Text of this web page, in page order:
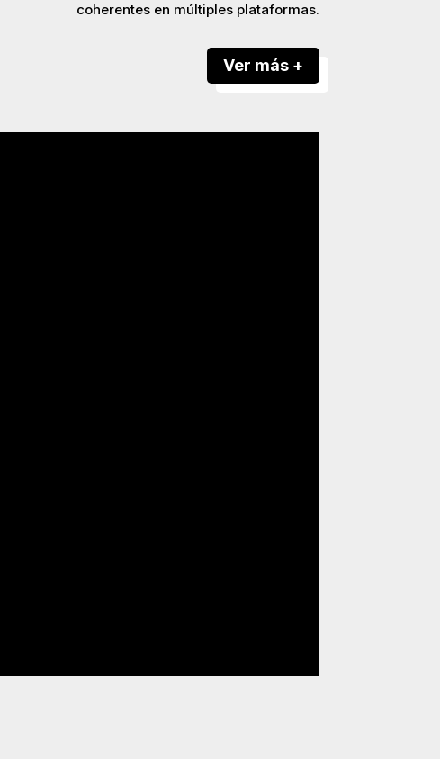
coherentes en múltiples plataformas.
Ver más +